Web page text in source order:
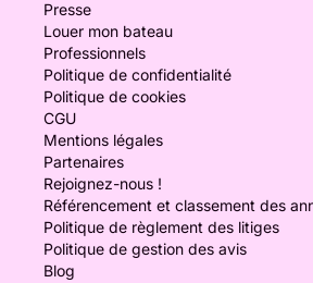
Presse
Louer mon bateau
Professionnels
Politique de confidentialité
Politique de cookies
CGU
Mentions légales
Partenaires
Rejoignez-nous !
Référencement et classement des
Politique de règlement des litiges
Politique de gestion des avis
Blog